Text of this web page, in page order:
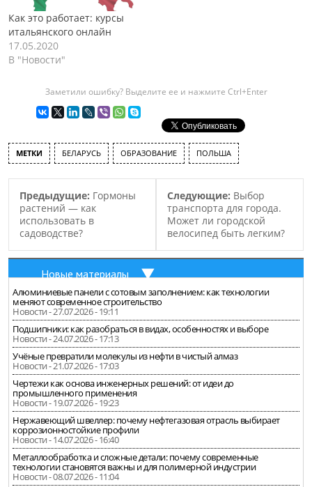
Как это работает: курсы
итальянского онлайн
17.05.2020
В "Новости"
Заметили ошибку? Выделите ее и нажмите Ctrl+Enter
МЕТКИ БЕЛАРУСЬ ОБРАЗОВАНИЕ ПОЛЬША
Предыдущие: Гормоны
растений — как
использовать в
садоводстве?
Следующие: Выбор
транспорта для города.
Может ли городской
велосипед быть легким?
Новые материалы
Алюминиевые панели с сотовым заполнением: как технологии
меняют современное строительство
Новости - 27.07.2026 - 19:11
Подшипники: как разобраться в видах, особенностях и выборе
Новости - 24.07.2026 - 17:13
Учёные превратили молекулы из нефти в чистый алмаз
Новости - 21.07.2026 - 17:03
Чертежи как основа инженерных решений: от идеи до
промышленного применения
Новости - 19.07.2026 - 19:23
Нержавеющий швеллер: почему нефтегазовая отрасль выбирает
коррозионностойкие профили
Новости - 14.07.2026 - 16:40
Металлообработка и сложные детали: почему современные
технологии становятся важны и для полимерной индустрии
Новости - 08.07.2026 - 11:04